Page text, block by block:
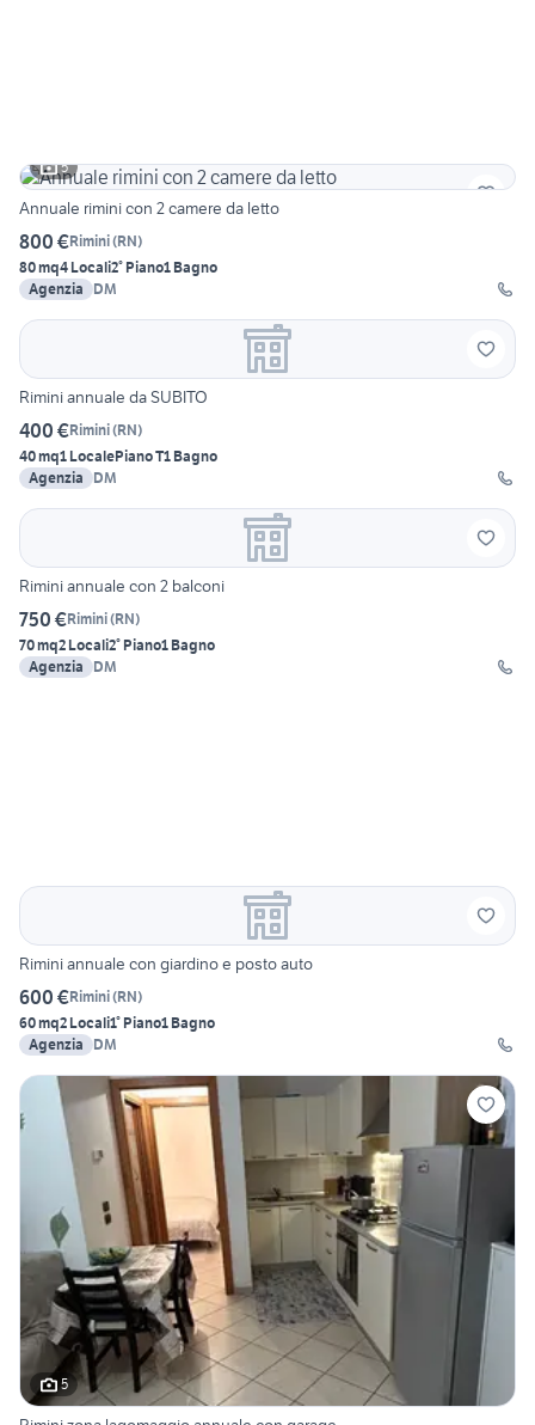
5
Annuale rimini con 2 camere da letto
800 €Rimini(RN)
80 mq4 Locali2° Piano1 Bagno
Agenzia
DM
Rimini annuale da SUBITO
400 €Rimini(RN)
40 mq1 LocalePiano T1 Bagno
Agenzia
DM
Rimini annuale con 2 balconi
750 €Rimini(RN)
70 mq2 Locali2° Piano1 Bagno
Agenzia
DM
Rimini annuale con giardino e posto auto
600 €Rimini(RN)
60 mq2 Locali1° Piano1 Bagno
Agenzia
DM
5